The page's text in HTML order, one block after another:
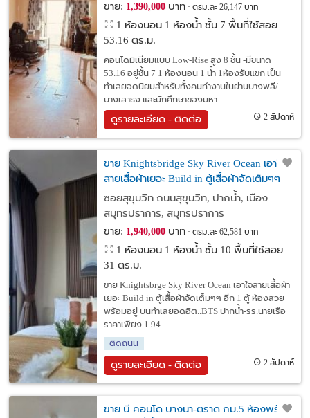
ขาย: 1,390,000บาท ตรม.ละ 26,147 บาท
1 ห้องนอน 1 ห้องน้ำ ชั้น 7 พื้นที่ใช้สอย
53.16 ตร.ม.
คอนโดมิเนียมแบบ Low-Rise สูง 8 ชั้น -มีขนาด
53.16 อยู่ชั้น 7 1 ห้องนอน 1 น้ำ 1ห้องรับแขก เป็น
ทำเลยอดนิยมสำหรับทั้งคนทำงานในย่านบางพลี/
บางเสาธง และนักศึกษาของมหา
ดูรายละเอียด - ติดต่อ 2 สัปดาห์
ขาย Knightsbridge Sky River Ocean เอาใจ
สายเสื้อผ้าเยอะ Build in ตู้เสื้อผ้าจัดเต็มๆๆ
อีก 1 ตู้
ซอยสุขุมวิท ถนนสุขุมวิท, ปากน้ำ, เมือง
สมุทรปราการ, สมุทรปราการ
ขาย: 1,940,000บาท ตรม.ละ 62,581 บาท
1 ห้องนอน 1 ห้องน้ำ ชั้น 10 พื้นที่ใช้สอย
31 ตร.ม.
ขาย Knightsbrge Sky River Ocean เอาใจสายเสื้อผ้า
เยอะ Build in ตู้เสื้อผ้าจัดเต็มๆๆ อีก 1 ตู้ ห้องสวย
พร้อมอยู่ บนทำเลยอดฮิต..BTS ปากน้ำ-รร.นายเรือ
ราคาเพียง 1.94
ติดถนน
ดูรายละเอียด - ติดต่อ 2 สัปดาห์
ขาย บี คอนโด บางนา-ตราด กม.5 ห้องพร้อม